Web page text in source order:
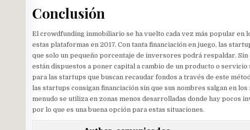
Conclusión
El crowdfunding inmobiliario se ha vuelto cada vez más popular en
estas plataformas en 2017. Con tanta financiación en juego, las
que solo un pequeño porcentaje de inversores podrá respaldar.
están dispuestos a poner capital a cambio de un producto o
para las startups que buscan recaudar fondos a través de este
las startups consigan financiación sin que sus nombres salgan en
menudo se utiliza en zonas menos desarrolladas donde hay
por lo que es una buena opción para estas situaciones.